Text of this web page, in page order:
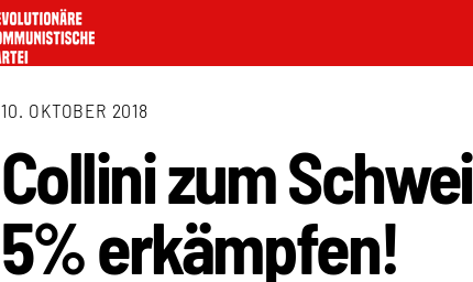
10. OKTOBER 2018
Collini zum
5% erkämpfen!